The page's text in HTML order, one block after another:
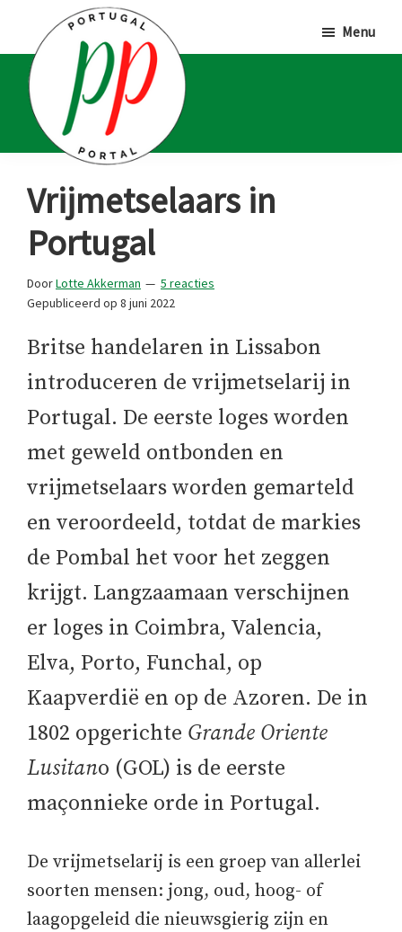
hoofd
inhoud
eerste
sidebar
voettekst
Portal
Voor
Portugalliefhebbers
en
fanaten
Menu
Vrijmetselaars in
Portugal
DoorLotte Akkerman
5 reacties
Gepubliceerd op 8 juni 2022
Britse handelaren in Lissabon
introduceren de vrijmetselarij in
Portugal. De eerste loges worden
met geweld ontbonden en
vrijmetselaars worden gemarteld
en veroordeeld, totdat de markies
de Pombal het voor het zeggen
krijgt. Langzaamaan verschijnen
er loges in Coimbra, Valencia,
Elva, Porto, Funchal, op
Kaapverdië en op de Azoren. De in
1802 opgerichte Grande Oriente
Lusitano (GOL) is de eerste
maçonnieke orde in Portugal.
De vrijmetselarij is een groep van allerlei
soorten mensen: jong, oud, hoog- of
laagopgeleid die nieuwsgierig zijn en